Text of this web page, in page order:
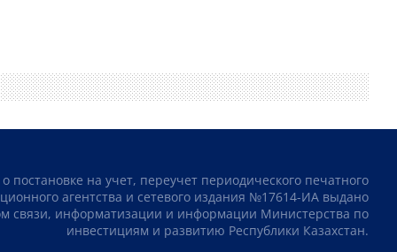
постановке на учет, переучет периодического печатного
агентства и сетевого издания №17614-ИА выдано
связи, информатизации и информации Министерства по
инвестициям и развитию Республики Казахстан.